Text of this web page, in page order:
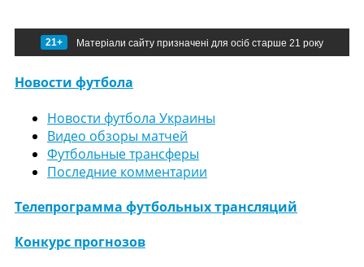
21+ Матеріали сайту призначені для осіб старше 21 року
Новости футбола
Новости футбола Украины
Видео обзоры матчей
Футбольные трансферы
Последние комментарии
Телепрограмма футбольных трансляций
Конкурс прогнозов